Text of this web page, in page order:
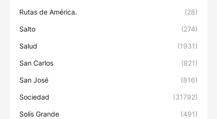
Rutas de América. (28)
Salto (274)
Salud (1931)
San Carlos (821)
San José (816)
Sociedad (31792)
Solís Grande (491)